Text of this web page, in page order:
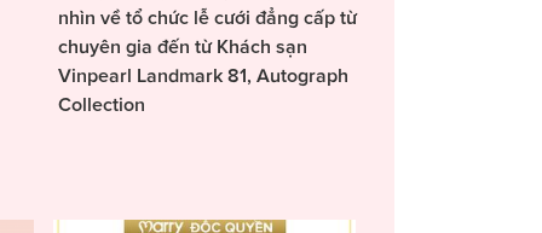
nhìn về tổ chức lễ cưới đẳng cấp từ
chuyên gia đến từ Khách sạn
Vinpearl Landmark 81, Autograph
Collection